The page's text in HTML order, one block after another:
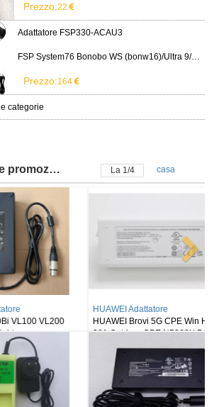
Prezzo:22
Adattatore FSP330-ACAU3
FSP System76 Bonobo WS (bonw16)/Ultra 9/RTX5090
Prezzo:164
categorie
Offerte speciali e promozioni La 2/4 casa
Win H352-
POE
TRIMBLE Adattatore
Charger Trimble GPS GNSS Total
Station S6 S8 R10 R6 R8